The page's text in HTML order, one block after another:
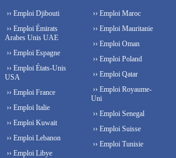
›› Emploi Djibouti
›› Emploi Émirats
Arabes Unis UAE
›› Emploi Espagne
›› Emploi États-Unis
USA
›› Emploi France
›› Emploi Italie
›› Emploi Kuwait
›› Emploi Lebanon
›› Emploi Libye
›› Emploi Maroc
›› Emploi Mauritanie
›› Emploi Oman
›› Emploi Poland
›› Emploi Qatar
›› Emploi Royaume-
Uni
›› Emploi Senegal
›› Emploi Suisse
›› Emploi Tunisie